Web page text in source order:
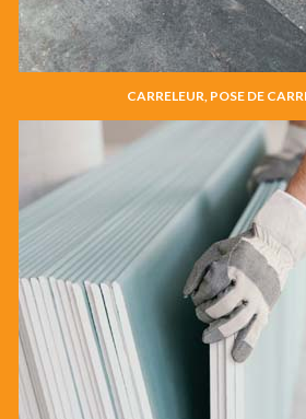
CARRELEUR, POSE DE